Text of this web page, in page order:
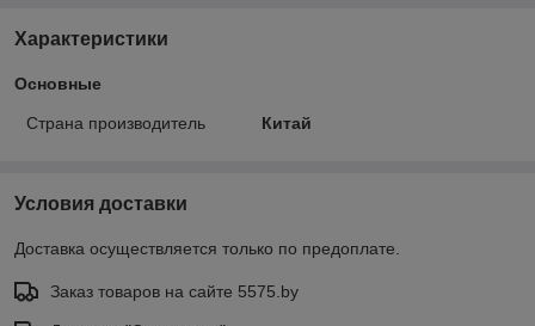
Характеристики
Основные
Страна производитель Китай
Условия доставки
Доставка осуществляется только по предоплате.
Заказ товаров на сайте 5575.by